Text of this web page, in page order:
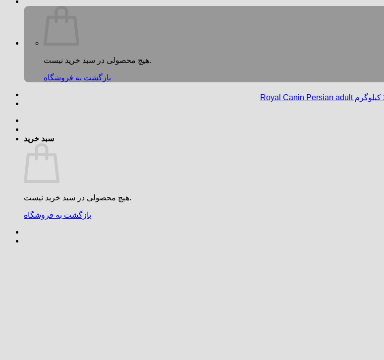
هیچ محصولی در سبد خرید نیست.
بازگشت به فروشگاه
سبد خرید
هیچ محصولی در سبد خرید نیست.
بازگشت به فروشگاه